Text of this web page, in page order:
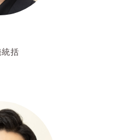
括